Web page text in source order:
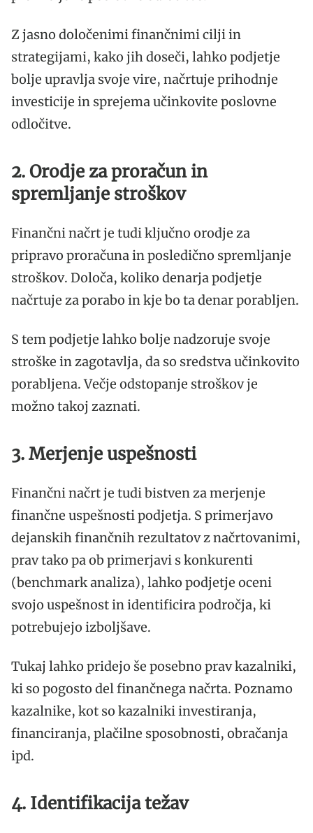
Z jasno določenimi finančnimi cilji in
strategijami, kako jih doseči, lahko podjetje
bolje upravlja svoje vire, načrtuje prihodnje
investicije in sprejema učinkovite poslovne
odločitve.
2. Orodje za proračun in
spremljanje stroškov
Finančni načrt je tudi ključno orodje za
pripravo proračuna in posledično spremljanje
stroškov. Določa, koliko denarja podjetje
načrtuje za porabo in kje bo ta denar porabljen.
S tem podjetje lahko bolje nadzoruje svoje
stroške in zagotavlja, da so sredstva učinkovito
porabljena. Večje odstopanje stroškov je
možno takoj zaznati.
3. Merjenje uspešnosti
Finančni načrt je tudi bistven za merjenje
finančne uspešnosti podjetja. S primerjavo
dejanskih finančnih rezultatov z načrtovanimi,
prav tako pa ob primerjavi s konkurenti
(benchmark analiza), lahko podjetje oceni
svojo uspešnost in identificira področja, ki
potrebujejo izboljšave.
Tukaj lahko pridejo še posebno prav kazalniki,
ki so pogosto del finančnega načrta. Poznamo
kazalnike, kot so kazalniki investiranja,
financiranja, plačilne sposobnosti, obračanja
ipd.
4. Identifikacija težav